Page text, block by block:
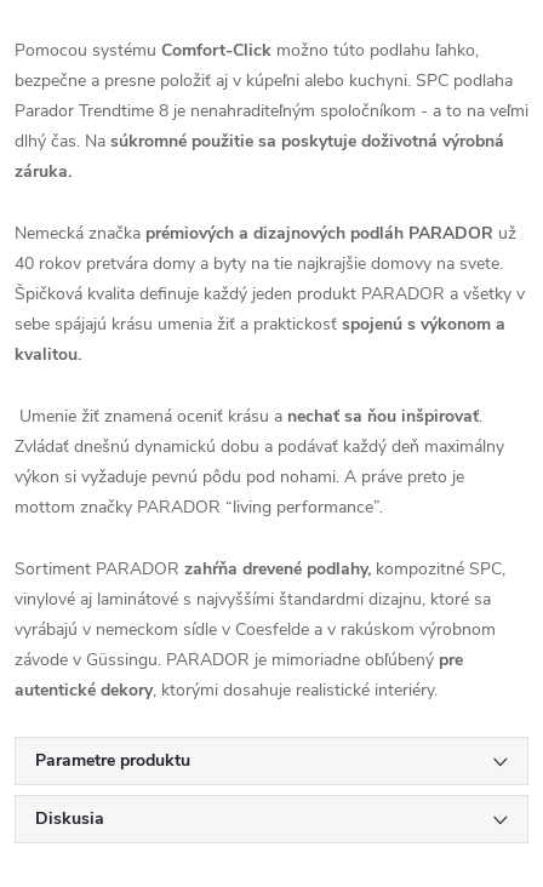
Pomocou systému Comfort-Click možno túto podlahu ľahko,
bezpečne a presne položiť aj v kúpeľni alebo kuchyni. SPC podlaha
Parador Trendtime 8 je nenahraditeľným spoločníkom - a to na veľmi
dlhý čas. Na súkromné použitie sa poskytuje doživotná výrobná
záruka.
Nemecká značka prémiových a dizajnových podláh PARADOR už
40 rokov pretvára domy a byty na tie najkrajšie domovy na svete.
Špičková kvalita definuje každý jeden produkt PARADOR a všetky v
sebe spájajú krásu umenia žiť a praktickosť spojenú s výkonom a
kvalitou.
Umenie žiť znamená oceniť krásu a nechať sa ňou inšpirovať.
Zvládať dnešnú dynamickú dobu a podávať každý deň maximálny
výkon si vyžaduje pevnú pôdu pod nohami. A práve preto je
mottom značky PARADOR “living performance”.
Sortiment PARADOR zahŕňa drevené podlahy, kompozitné SPC,
vinylové aj laminátové s najvyššími štandardmi dizajnu, ktoré sa
vyrábajú v nemeckom sídle v Coesfelde a v rakúskom výrobnom
závode v Güssingu. PARADOR je mimoriadne obľúbený pre
autentické dekory, ktorými dosahuje realistické interiéry.
Parametre produktu
Diskusia